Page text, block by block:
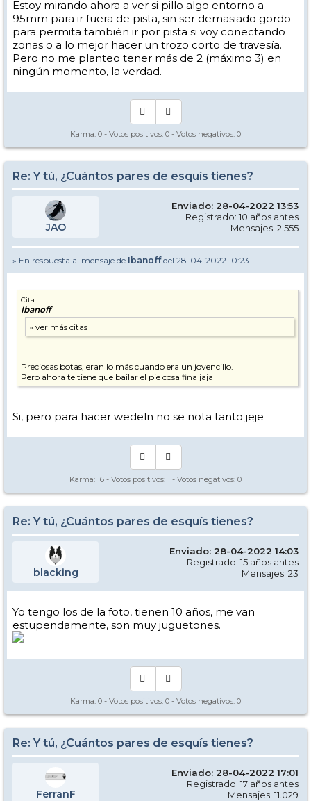
Estoy mirando ahora a ver si pillo algo entorno a
95mm para ir fuera de pista, sin ser demasiado gordo
para permita también ir por pista si voy conectando
zonas o a lo mejor hacer un trozo corto de travesía.
Pero no me planteo tener más de 2 (máximo 3) en
ningún momento, la verdad.
Karma: 0 - Votos positivos: 0 - Votos negativos: 0
Re: Y tú, ¿Cuántos pares de esquís tienes?
JAO
Enviado: 28-04-2022 13:53
Registrado: 10 años antes
Mensajes: 2.555
» En respuesta al mensaje de Ibanoffdel 28-04-2022 10:23
Cita
Ibanoff
Preciosas botas, eran lo más cuando era un jovencillo.
Pero ahora te tiene que bailar el pie cosa fina jaja
Si, pero para hacer wedeln no se nota tanto jeje
Karma: 16 - Votos positivos: 1 - Votos negativos: 0
Re: Y tú, ¿Cuántos pares de esquís tienes?
blacking
Enviado: 28-04-2022 14:03
Registrado: 15 años antes
Mensajes: 23
Yo tengo los de la foto, tienen 10 años, me van
estupendamente, son muy juguetones.
Karma: 0 - Votos positivos: 0 - Votos negativos: 0
Re: Y tú, ¿Cuántos pares de esquís tienes?
FerranF
Enviado: 28-04-2022 17:01
Registrado: 17 años antes
Mensajes: 11.029